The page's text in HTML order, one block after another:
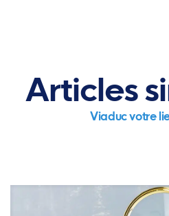
Articles
Viaduc votre